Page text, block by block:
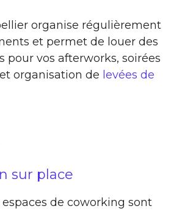
organise régulièrement
et permet de louer des
pour vos afterworks, soirées
organisation de levées de
sur place
de coworking sont